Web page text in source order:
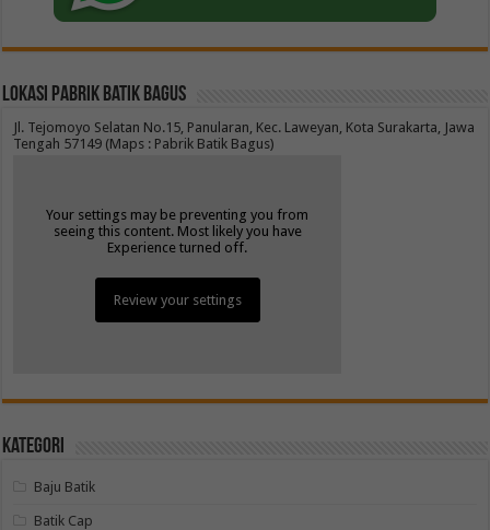
Lokasi Pabrik Batik Bagus
Jl. Tejomoyo Selatan No.15, Panularan, Kec. Laweyan, Kota Surakarta, Jawa
Tengah 57149 (Maps : Pabrik Batik Bagus)
Your settings may be preventing you from
seeing this content. Most likely you have
Experience turned off.
Review your settings
Kategori
Baju Batik
Batik Cap